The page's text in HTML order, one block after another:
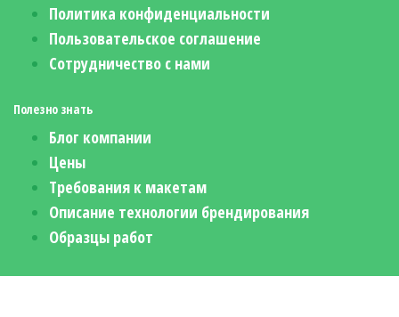
Политика конфиденциальности
Пользовательское соглашение
Сотрудничество с нами
Полезно знать
Блог компании
Цены
Требования к макетам
Описание технологии брендирования
Образцы работ